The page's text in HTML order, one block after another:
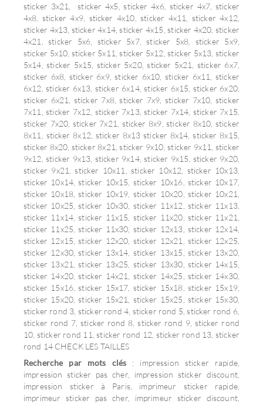
sticker 3x21, sticker 4x5, sticker 4x6, sticker 4x7, sticker
4x8, sticker 4x9, sticker 4x10, sticker 4x11, sticker 4x12,
sticker 4x13, sticker 4x14, sticker 4x15, sticker 4x20, sticker
4x21, sticker 5x6, sticker 5x7, sticker 5x8, sticker 5x9,
sticker 5x10, sticker 5x11, sticker 5x12, sticker 5x13, sticker
5x14, sticker 5x15, sticker 5x20, sticker 5x21, sticker 6x7,
sticker 6x8, sticker 6x9, sticker 6x10, sticker 6x11, sticker
6x12, sticker 6x13, sticker 6x14, sticker 6x15, sticker 6x20,
sticker 6x21, sticker 7x8, sticker 7x9, sticker 7x10, sticker
7x11, sticker 7x12, sticker 7x13, sticker 7x14, sticker 7x15,
sticker 7x20, sticker 7x21, sticker 8x9, sticker 8x10, sticker
8x11, sticker 8x12, sticker 8x13 sticker 8x14, sticker 8x15,
sticker 8x20, sticker 8x21, sticker 9x10, sticker 9x11, sticker
9x12, sticker 9x13, sticker 9x14, sticker 9x15, sticker 9x20,
sticker 9x21, sticker 10x11, sticker 10x12, sticker 10x13,
sticker 10x14, sticker 10x15, sticker 10x16, sticker 10x17,
sticker 10x18, sticker 10x19, sticker 10x20, sticker 10x21,
sticker 10x25, sticker 10x30, sticker 11x12, sticker 11x13,
sticker 11x14, sticker 11x15, sticker 11x20, sticker 11x21,
sticker 11x25, sticker 11x30, sticker 12x13, sticker 12x14,
sticker 12x15, sticker 12x20, sticker 12x21, sticker 12x25,
sticker 12x30, sticker 13x14, sticker 13x15, sticker 13x20,
sticker 13x21, sticker 13x25, sticker 13x30, sticker 14x15,
sticker 14x20, sticker 14x21, sticker 14x25, sticker 14x30,
sticker 15x16, sticker 15x17, sticker 15x18, sticker 15x19,
sticker 15x20, sticker 15x21, sticker 15x25, sticker 15x30,
sticker rond 3, sticker rond 4, sticker rond 5, sticker rond 6,
sticker rond 7, sticker rond 8, sticker rond 9, sticker rond
10, sticker rond 11, sticker rond 12, sticker rond 13, sticker
rond 14 CHECK LES TAILLES
Recherche par mots clés : impression sticker rapide,
impression sticker pas cher, impression sticker discount,
impression sticker à Paris, imprimeur sticker rapide,
imprimeur sticker pas cher, imprimeur sticker discount,